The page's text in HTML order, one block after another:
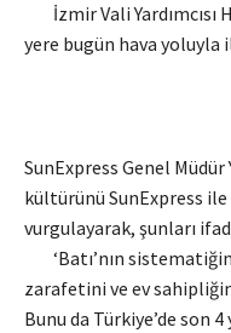
İzmir Vali Yardımcısı
yere bugün hava yoluyla
SunExpress Genel Müdür
kültürünü SunExpress ile
vurgulayarak, şunları
‘Batı’nın
zarafetini ve ev
Bunu da Türkiye’de son